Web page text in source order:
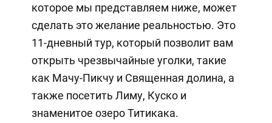
которое мы представляем ниже, может
сделать это желание реальностью. Это
11-дневный тур, который позволит вам
открыть чрезвычайные уголки, такие
как Мачу-Пикчу и Священная долина, а
также посетить Лиму, Куско и
знаменитое озеро Титикака.